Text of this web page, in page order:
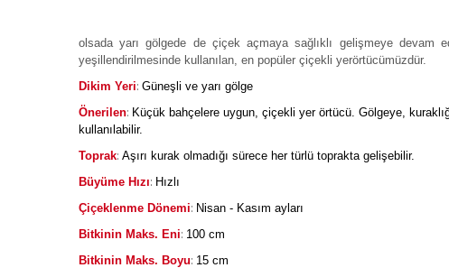
olsada yarı gölgede de çiçek açmaya sağlıklı gelişmeye devam
yeşillendirilmesinde kullanılan, en popüler çiçekli yerörtücümüzdür.
Dikim Yeri: Güneşli ve yarı gölge
Önerilen: Küçük bahçelere uygun, çiçekli yer örtücü. Gölgeye,
kullanılabilir.
Toprak: Aşırı kurak olmadığı sürece her türlü toprakta gelişebilir.
Büyüme Hızı: Hızlı
Çiçeklenme Dönemi: Nisan - Kasım ayları
Bitkinin Maks. Eni: 100 cm
Bitkinin Maks. Boyu: 15 cm